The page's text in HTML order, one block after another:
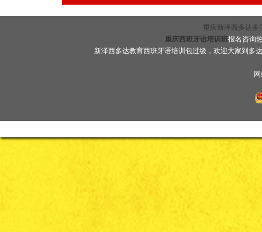
重庆新泽西多达多
重庆西班牙语培训班报名咨询
新泽西多达教育西班牙语培训包过级，欢迎大家到多